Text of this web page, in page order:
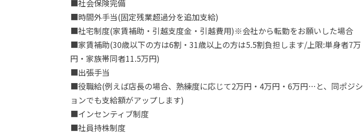
■社会保険完備
■時間外手当(固定残業超過分を追加支給)
■社宅制度(家賃補助・引越支度金・引越費用)※会社から転勤をお願いした場合
■家賃補助(30歳以下の方は6割・31歳以上の方は5.5割負担します/上限:単身者7万
円・家族帯同者11.5万円)
■出張手当
■役職給(例えば店長の場合、熟練度に応じて2万円・4万円・6万円…と、同ポジシ
ョンでも支給額がアップします)
■インセンティブ制度
■社員持株制度